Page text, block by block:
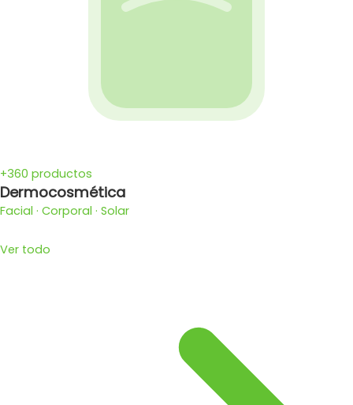
+360 productos
Dermocosmética
Facial · Corporal · Solar
Ver todo